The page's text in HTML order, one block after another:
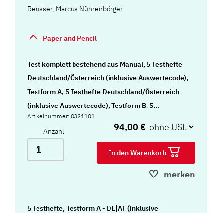
Reusser, Marcus Nührenbörger
Paper and Pencil
Test komplett bestehend aus Manual, 5 Testhefte
Deutschland/Österreich (inklusive Auswertecode),
Testform A, 5 Testhefte Deutschland/Österreich
(inklusive Auswertecode), Testform B, 5
Auswertungsbogen Testform A, 5
Auswertungsbogen Testform B,
Auswertungsvorlage Testform A,
Auswertungsvorlage Testform B,
Artikelnummer: 0321101
Anzahl 94,00 €
In den Warenkorb
merken
5 Testhefte, Testform A - DE|AT (inklusive